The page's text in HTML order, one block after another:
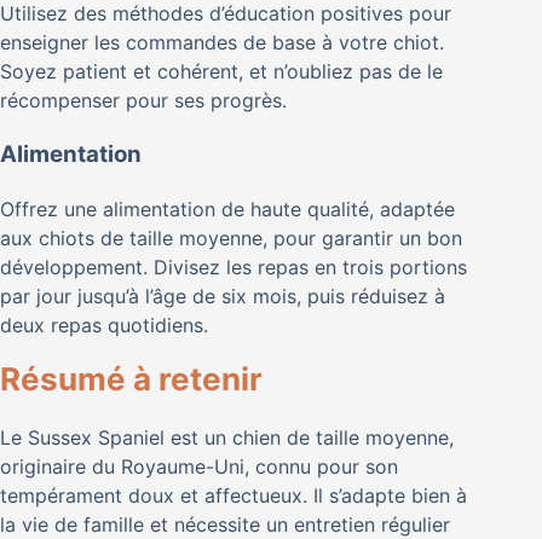
Utilisez des méthodes d’éducation positives pour
enseigner les commandes de base à votre chiot.
Soyez patient et cohérent, et n’oubliez pas de le
récompenser pour ses progrès.
Alimentation
Offrez une alimentation de haute qualité, adaptée
aux chiots de taille moyenne, pour garantir un bon
développement. Divisez les repas en trois portions
par jour jusqu’à l’âge de six mois, puis réduisez à
deux repas quotidiens.
Résumé à retenir
Le Sussex Spaniel est un chien de taille moyenne,
originaire du Royaume-Uni, connu pour son
tempérament doux et affectueux. Il s’adapte bien à
la vie de famille et nécessite un entretien régulier